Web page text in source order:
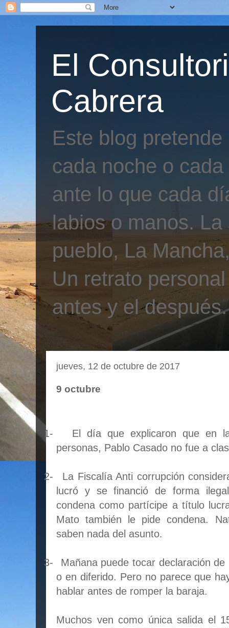
El
Cabrera
Este blog
cada noche o
ante lo que cada
labios o manos.
pueblo, La
Un retrato
antes y el después.
jueves, 12 de octubre de 2017
9 octubre
1-
El día que explicaron que en
personas, Pablo Casado no fue a
2-
La Fiscalía Anti corrupción
lucró y se financió de forma
condena como partícipe a título
Mato también le pide condena.
saben nada del asunto.
3-
Mañana puede tocar declaración
o en diferido. Pero no parece que
hablar antes de romper la baraja.
Muchos ven como única salida el